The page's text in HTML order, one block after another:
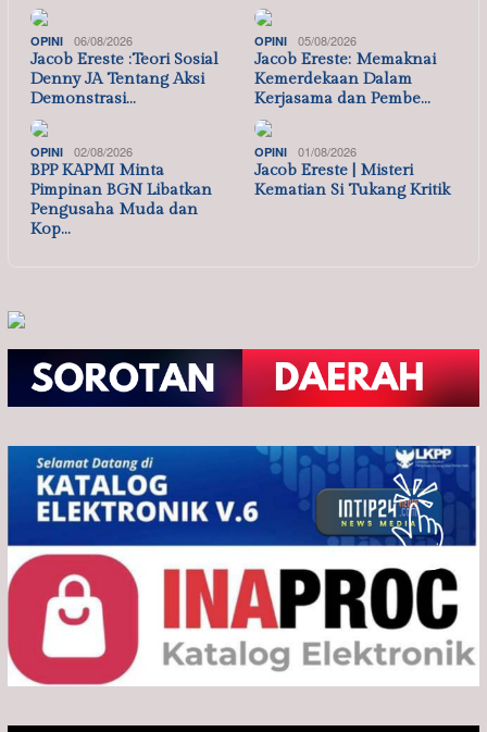
OPINI 06/08/2026
Jacob Ereste :Teori Sosial
Denny JA Tentang Aksi
Demonstrasi…
OPINI 05/08/2026
Jacob Ereste: Memaknai
Kemerdekaan Dalam
Kerjasama dan Pembe…
OPINI 02/08/2026
BPP KAPMI Minta
Pimpinan BGN Libatkan
Pengusaha Muda dan
Kop…
OPINI 01/08/2026
Jacob Ereste | Misteri
Kematian Si Tukang Kritik